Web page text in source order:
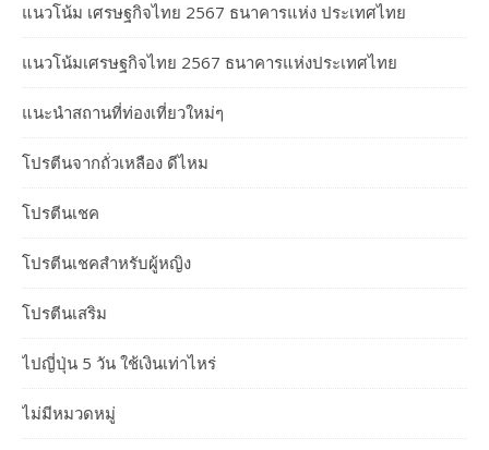
แนวโน้ม เศรษฐกิจไทย 2567 ธนาคารแห่ง ประเทศไทย
แนวโน้มเศรษฐกิจไทย 2567 ธนาคารแห่งประเทศไทย
แนะนำสถานที่ท่องเที่ยวใหม่ๆ
โปรตีนจากถั่วเหลือง ดีไหม
โปรตีนเชค
โปรตีนเชคสำหรับผู้หญิง
โปรตีนเสริม
ไปญี่ปุ่น 5 วัน ใช้เงินเท่าไหร่
ไม่มีหมวดหมู่